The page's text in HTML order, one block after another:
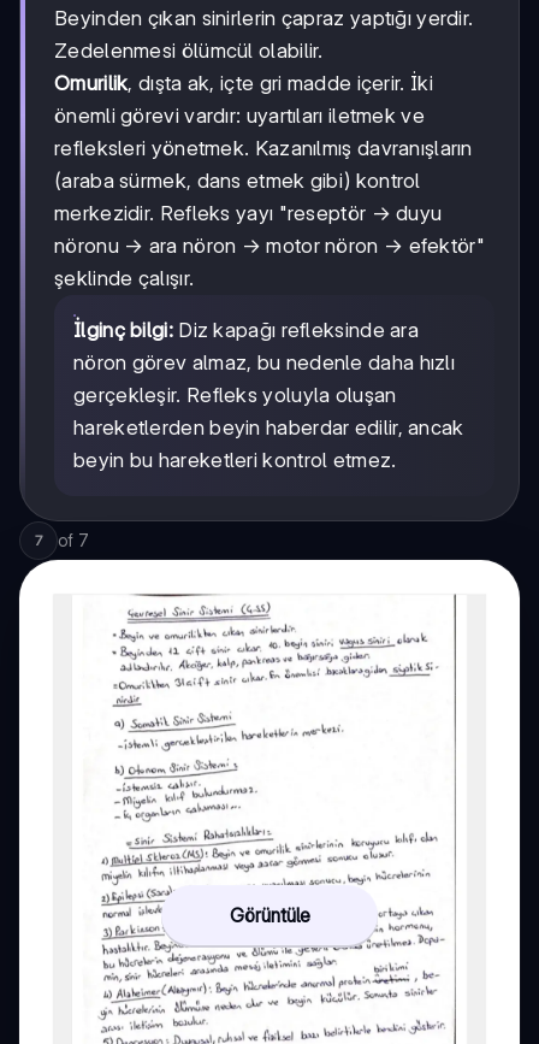
Beyinden çıkan sinirlerin çapraz yaptığı yerdir.
Zedelenmesi ölümcül olabilir.
Omurilik, dışta ak, içte gri madde içerir. İki
önemli görevi vardır: uyartıları iletmek ve
refleksleri yönetmek. Kazanılmış davranışların
(araba sürmek, dans etmek gibi) kontrol
merkezidir. Refleks yayı "reseptör → duyu
nöronu → ara nöron → motor nöron → efektör"
şeklinde çalışır.
İlginç bilgi:Diz kapağı refleksinde ara
nöron görev almaz, bu nedenle daha hızlı
gerçekleşir. Refleks yoluyla oluşan
hareketlerden beyin haberdar edilir, ancak
beyin bu hareketleri kontrol etmez.
7 of 7
Görüntüle